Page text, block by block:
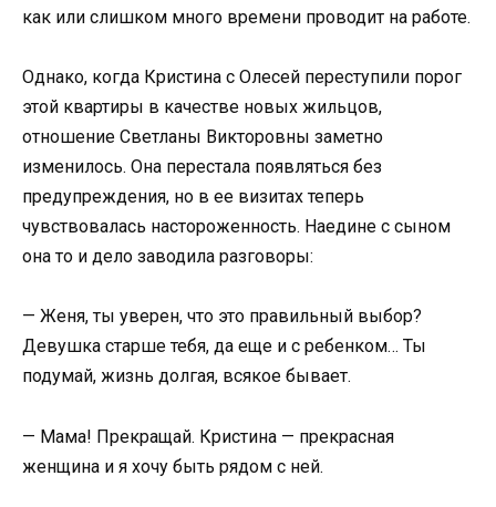
как или слишком много времени проводит на работе.
Однако, когда Кристина с Олесей переступили порог
этой квартиры в качестве новых жильцов,
отношение Светланы Викторовны заметно
изменилось. Она перестала появляться без
предупреждения, но в ее визитах теперь
чувствовалась настороженность. Наедине с сыном
она то и дело заводила разговоры:
— Женя, ты уверен, что это правильный выбор?
Девушка старше тебя, да еще и с ребенком… Ты
подумай, жизнь долгая, всякое бывает.
— Мама! Прекращай. Кристина — прекрасная
женщина и я хочу быть рядом с ней.